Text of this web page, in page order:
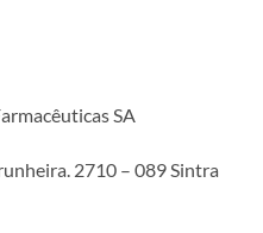
SA
2710 – 089 Sintra